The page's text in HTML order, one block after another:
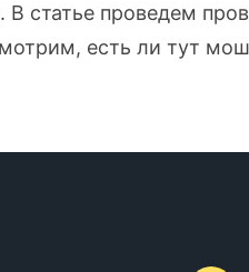
статье проведем
есть ли тут